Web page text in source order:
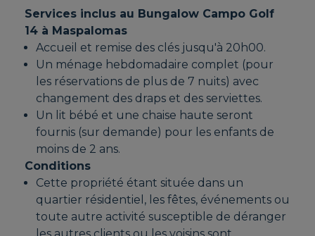
Services inclus au Bungalow Campo Golf
14 à Maspalomas
Accueil et remise des clés jusqu'à 20h00.
Un ménage hebdomadaire complet (pour
les réservations de plus de 7 nuits) avec
changement des draps et des serviettes.
Un lit bébé et une chaise haute seront
fournis (sur demande) pour les enfants de
moins de 2 ans.
Conditions
Cette propriété étant située dans un
quartier résidentiel, les fêtes, événements ou
toute autre activité susceptible de déranger